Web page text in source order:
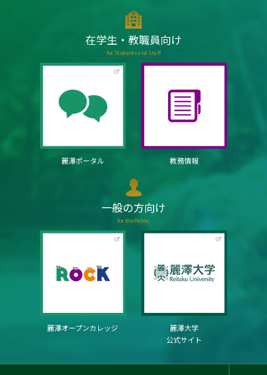
在学生・教職員向け
for Students and Staff
麗澤ポータル 教務情報
一般の方向け
for the Public
麗澤オープンカレッジ
麗澤大学
公式サイト